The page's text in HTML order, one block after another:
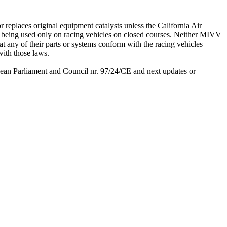
original equipment catalysts unless the California Air
used only on racing vehicles on closed courses. Neither MIVV
any of their parts or systems conform with the racing vehicles
those laws.
Parliament and Council nr. 97/24/CE and next updates or